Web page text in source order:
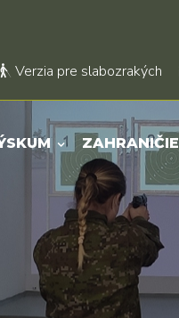
Verzia pre slabozrakých
ZAHRANIČIE